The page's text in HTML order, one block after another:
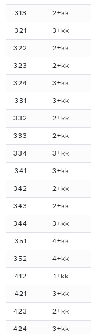
313 2+kk
321 3+kk
322 2+kk
323 2+kk
324 3+kk
331 3+kk
332 2+kk
333 2+kk
334 3+kk
341 3+kk
342 2+kk
343 2+kk
344 3+kk
351 4+kk
352 4+kk
412 1+kk
421 3+kk
423 2+kk
424 3+kk